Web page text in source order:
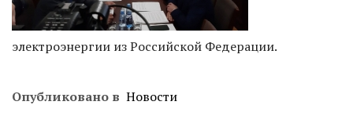
электроэнергии из Российской Федерации.
Опубликовано в Новости